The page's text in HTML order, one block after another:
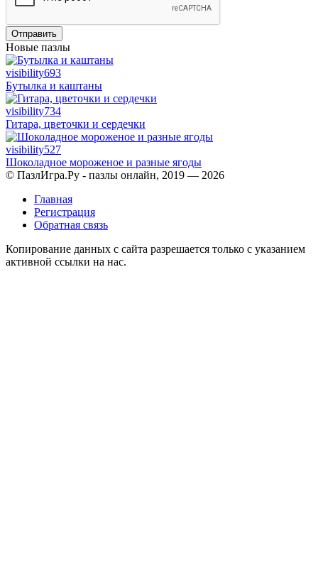
Отправить
Новые пазлы
visibility693
Бутылка и каштаны
visibility734
Гитара, цветочки и сердечки
visibility527
Шоколадное мороженое и разные ягоды
© ПазлИгра.Ру - пазлы онлайн, 2019 — 2026
Главная
Регистрация
Обратная связь
Копирование данных с сайта разрешается только с указанием
активной ссылки на нас.